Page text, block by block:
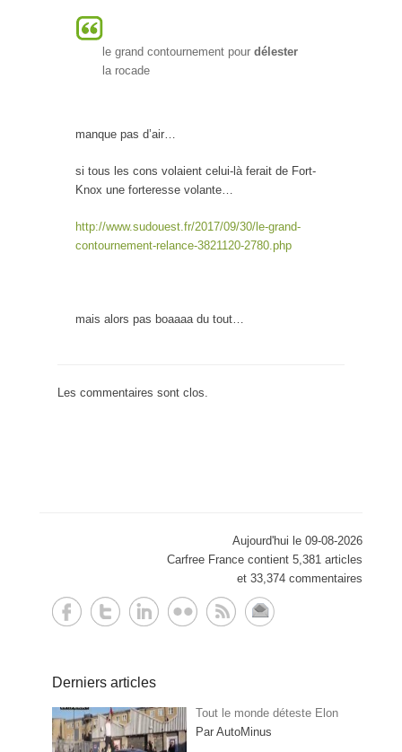
le grand contournement pour délester
la rocade
manque pas d’air…
si tous les cons volaient celui-là ferait de Fort-
Knox une forteresse volante…
http://www.sudouest.fr/2017/09/30/le-grand-
contournement-relance-3821120-2780.php
mais alors pas boaaaa du tout…
Les commentaires sont clos.
Aujourd'hui le 09-08-2026
Carfree France contient 5,381 articles
et 33,374 commentaires
Derniers articles
Tout le monde déteste Elon
Par AutoMinus